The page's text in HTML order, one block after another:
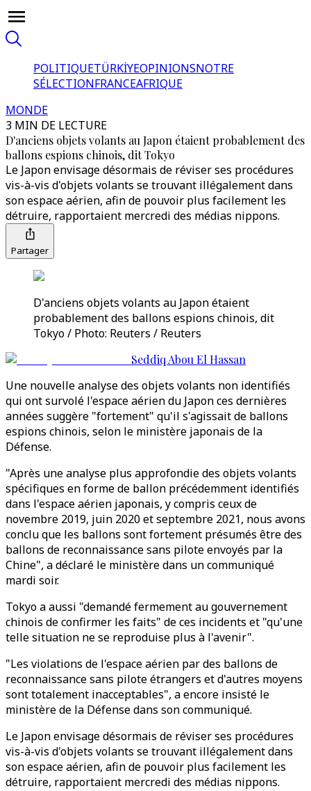
POLITIQUETÜRKİYEOPINIONSNOTRE
SÉLECTIONFRANCEAFRIQUE
MONDE
3 MIN DE LECTURE
D'anciens objets volants au Japon étaient probablement des
ballons espions chinois, dit Tokyo
Le Japon envisage désormais de réviser ses procédures
vis-à-vis d'objets volants se trouvant illégalement dans
son espace aérien, afin de pouvoir plus facilement les
détruire, rapportaient mercredi des médias nippons.
Partager
D'anciens objets volants au Japon étaient
probablement des ballons espions chinois, dit
Tokyo / Photo: Reuters / Reuters
Seddiq Abou El Hassan
Une nouvelle analyse des objets volants non identifiés
qui ont survolé l'espace aérien du Japon ces dernières
années suggère "fortement" qu'il s'agissait de ballons
espions chinois, selon le ministère japonais de la
Défense.
"Après une analyse plus approfondie des objets volants
spécifiques en forme de ballon précédemment identifiés
dans l'espace aérien japonais, y compris ceux de
novembre 2019, juin 2020 et septembre 2021, nous avons
conclu que les ballons sont fortement présumés être des
ballons de reconnaissance sans pilote envoyés par la
Chine", a déclaré le ministère dans un communiqué
mardi soir.
Tokyo a aussi "demandé fermement au gouvernement
chinois de confirmer les faits" de ces incidents et "qu'une
telle situation ne se reproduise plus à l'avenir".
"Les violations de l'espace aérien par des ballons de
reconnaissance sans pilote étrangers et d'autres moyens
sont totalement inacceptables", a encore insisté le
ministère de la Défense dans son communiqué.
Le Japon envisage désormais de réviser ses procédures
vis-à-vis d'objets volants se trouvant illégalement dans
son espace aérien, afin de pouvoir plus facilement les
détruire, rapportaient mercredi des médias nippons.